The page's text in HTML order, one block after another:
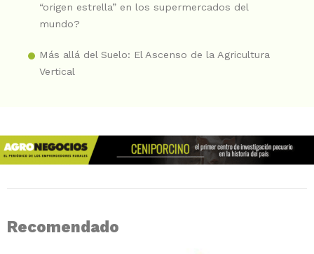
“origen estrella” en los supermercados del
mundo?
Más allá del Suelo: El Ascenso de la Agricultura
Vertical
Recomendado